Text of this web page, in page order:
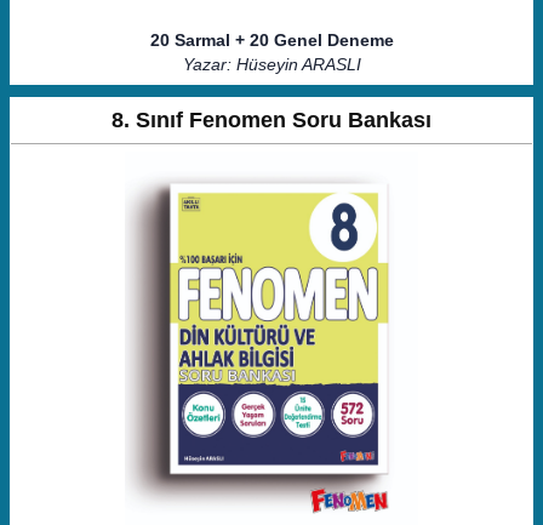
20 Sarmal + 20 Genel Deneme
Yazar: Hüseyin ARASLI
8. Sınıf Fenomen Soru Bankası